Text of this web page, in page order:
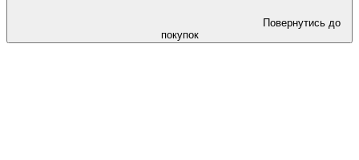
Повернутись до
покупок